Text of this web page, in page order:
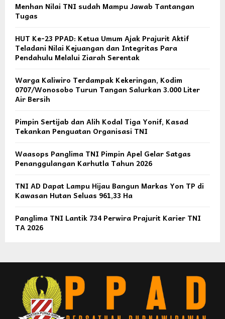
Menhan Nilai TNI sudah Mampu Jawab Tantangan
Tugas
HUT Ke-23 PPAD: Ketua Umum Ajak Prajurit Aktif
Teladani Nilai Kejuangan dan Integritas Para
Pendahulu Melalui Ziarah Serentak
Warga Kaliwiro Terdampak Kekeringan, Kodim
0707/Wonosobo Turun Tangan Salurkan 3.000 Liter
Air Bersih
Pimpin Sertijab dan Alih Kodal Tiga Yonif, Kasad
Tekankan Penguatan Organisasi TNI
Waasops Panglima TNI Pimpin Apel Gelar Satgas
Penanggulangan Karhutla Tahun 2026
TNI AD Dapat Lampu Hijau Bangun Markas Yon TP di
Kawasan Hutan Seluas 961,33 Ha
Panglima TNI Lantik 734 Perwira Prajurit Karier TNI
TA 2026